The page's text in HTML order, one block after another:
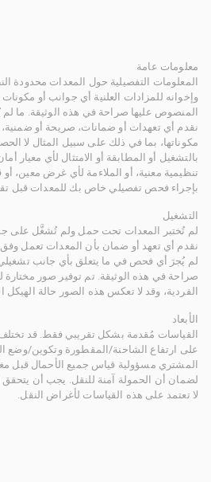
معلومات عامة
المعلومات التفصيلية حول المعدات
وإخوانه للمزادات العلنية أي جوانب أو
المنصوص عليها صراحة في هذه الوثيقة. ما
نقدم أي تعهدات أو ضمانات، صريحة أو ضمنية،
مكوناتها، بما في ذلك على سبيل المثال لا
بالتشغيل أو المطابقة أو الامتثال لأي معيار
تنظيمية معنية، أو الملاءمة لأي غرض معين،
بإجراء فحص تفصيلي خاص بك للمعدات قبل
التشغيل
لم تُختبر المعدات تحت حمل ولم تُشغَّل على
نقدم أي تعهد أو ضمان بأن المعدات تعمل
لم يُجرَ أي فحص في ما يتعلق بأي جانب
صراحة في هذه الوثيقة. تم توفير صور
الفردية، وقد لا تعكس هذه الصور حالة الهيكل
الأبعاد
القياسات مُقدمة بشكل تقريبي فقط. قد تختلف
على ارتفاع الشاحنة/المقطورة وتكوين/وضع
المشتري مسؤولية قياس جميع الأحمال قبل
لضمان أن الحمولة آمنة للنقل. يجب أن
لا تعتمد على هذه القياسات لأغراض النقل.